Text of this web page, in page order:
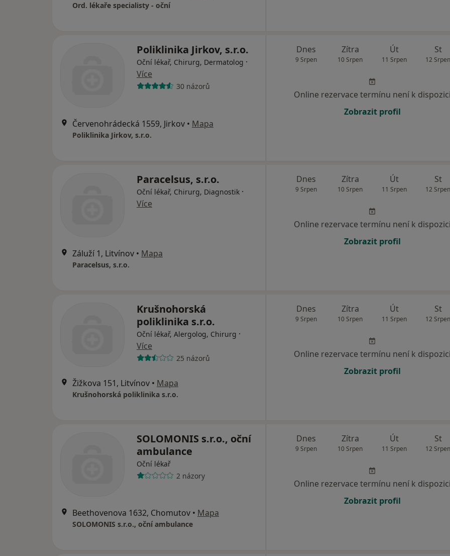
Ord. lékaře specialisty - oční
Poliklinika Jirkov, s.r.o.
Oční lékař, Chirurg, Dermatolog ·
Více
30 názorů
Červenohrádecká 1559, Jirkov • Mapa
Poliklinika Jirkov, s.r.o.
Dnes
9 Srpen
Zítra
10 Srpen
Út
11 Srpen
St
12 Srpen
Online rezervace termínu není k dispozici
Zobrazit profil
Paracelsus, s.r.o.
Oční lékař, Chirurg, Diagnostik ·
Více
Záluží 1, Litvínov • Mapa
Paracelsus, s.r.o.
Dnes
9 Srpen
Zítra
10 Srpen
Út
11 Srpen
St
12 Srpen
Online rezervace termínu není k dispozici
Zobrazit profil
Krušnohorská
poliklinika s.r.o.
Oční lékař, Alergolog, Chirurg ·
Více
25 názorů
Žižkova 151, Litvínov • Mapa
Krušnohorská poliklinika s.r.o.
Dnes
9 Srpen
Zítra
10 Srpen
Út
11 Srpen
St
12 Srpen
Online rezervace termínu není k dispozici
Zobrazit profil
SOLOMONIS s.r.o., oční
ambulance
Oční lékař
2 názory
Beethovenova 1632, Chomutov • Mapa
SOLOMONIS s.r.o., oční ambulance
Dnes
9 Srpen
Zítra
10 Srpen
Út
11 Srpen
St
12 Srpen
Online rezervace termínu není k dispozici
Zobrazit profil